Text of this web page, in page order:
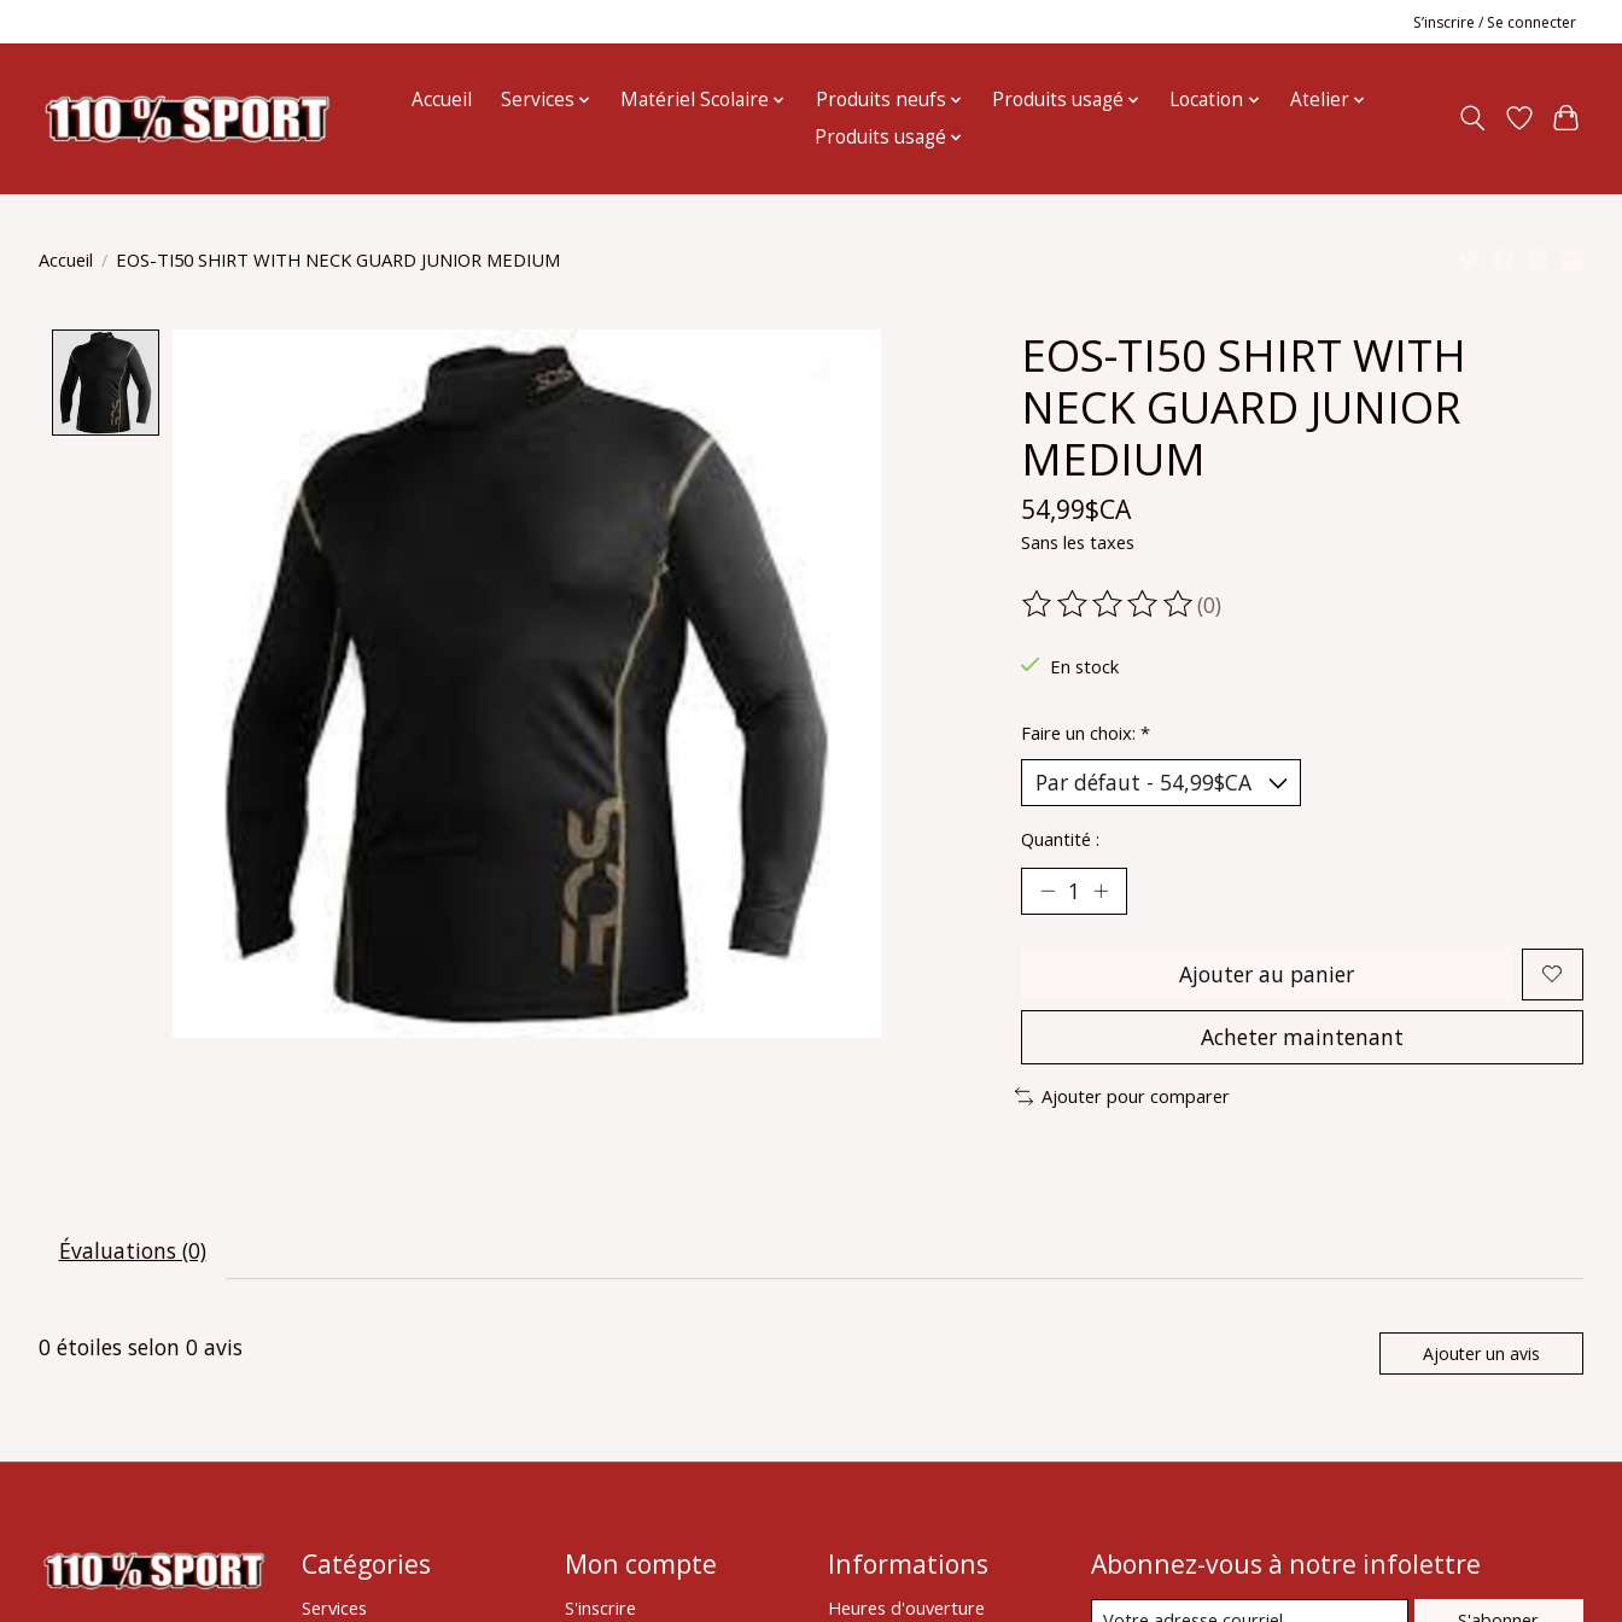
S’inscrire / Se connecter
Accueil Services Matériel Scolaire Produits neufs Produits usagé Location
Atelier
Produits usagé
Accueil / EOS-TI50 SHIRT WITH NECK GUARD JUNIOR MEDIUM
Product image slideshow Items
EOS-TI50 SHIRT WITH
NECK GUARD JUNIOR
MEDIUM
54,99$CA
Sans les taxes
Ce produit est évalué à
(0)
En stock
Faire un choix: *
Quantité :
Ajouter au panier
Acheter maintenant
Ajouter pour comparer
Évaluations (0)
0 étoiles selon 0 avis Ajouter un avis
Catégories
Services
Mon compte
S'inscrire
Informations
Heures d'ouverture
Abonnez-vous à notre infolettre